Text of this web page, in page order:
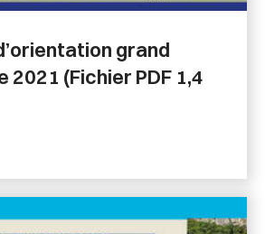
grand
2021 (Fichier PDF 1,4